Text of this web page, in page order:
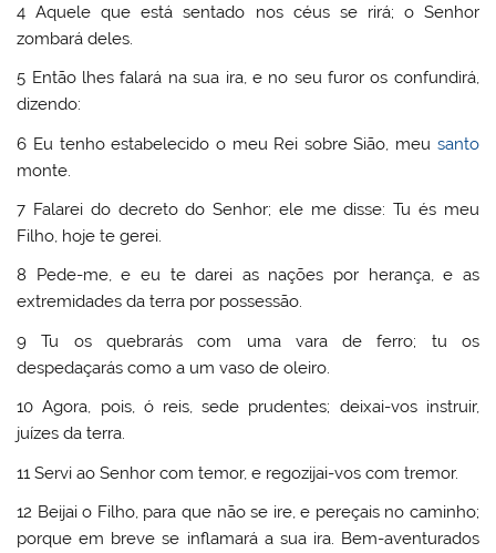
4 Aquele que está sentado nos céus se rirá; o Senhor
zombará deles.
5 Então lhes falará na sua ira, e no seu furor os confundirá,
dizendo:
6 Eu tenho estabelecido o meu Rei sobre Sião, meu santo
monte.
7 Falarei do decreto do Senhor; ele me disse: Tu és meu
Filho, hoje te gerei.
8 Pede-me, e eu te darei as nações por herança, e as
extremidades da terra por possessão.
9 Tu os quebrarás com uma vara de ferro; tu os
despedaçarás como a um vaso de oleiro.
10 Agora, pois, ó reis, sede prudentes; deixai-vos instruir,
juízes da terra.
11 Servi ao Senhor com temor, e regozijai-vos com tremor.
12 Beijai o Filho, para que não se ire, e pereçais no caminho;
porque em breve se inflamará a sua ira. Bem-aventurados